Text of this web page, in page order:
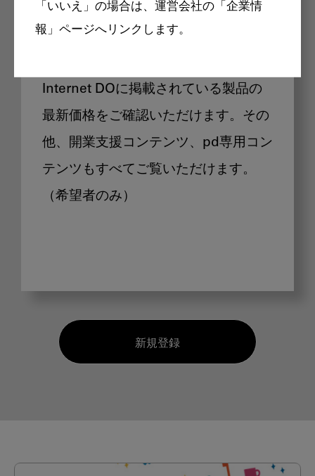
「いいえ」の場合は、運営会社の「企業情
報」ページへリンクします。
製品価格も閲覧可能
Internet DOに掲載されている製品の
最新価格をご確認いただけます。その
他、開業支援コンテンツ、pd専用コン
テンツもすべてご覧いただけます。
（希望者のみ）
新規登録